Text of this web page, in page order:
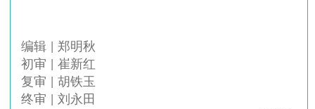
编辑 | 郑明秋
初审 | 崔新红
复审 | 胡铁玉
终审 | 刘永田